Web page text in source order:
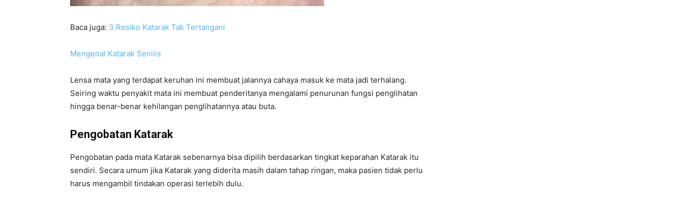
Baca juga: 3 Resiko Katarak Tak Tertangani
Mengenal Katarak Senilis
Lensa mata yang terdapat keruhan ini membuat jalannya cahaya masuk ke mata jadi terhalang.
Seiring waktu penyakit mata ini membuat penderitanya mengalami penurunan fungsi penglihatan
hingga benar-benar kehilangan penglihatannya atau buta.
Pengobatan Katarak
Pengobatan pada mata Katarak sebenarnya bisa dipilih berdasarkan tingkat keparahan Katarak itu
sendiri. Secara umum jika Katarak yang diderita masih dalam tahap ringan, maka pasien tidak perlu
harus mengambil tindakan operasi terlebih dulu.